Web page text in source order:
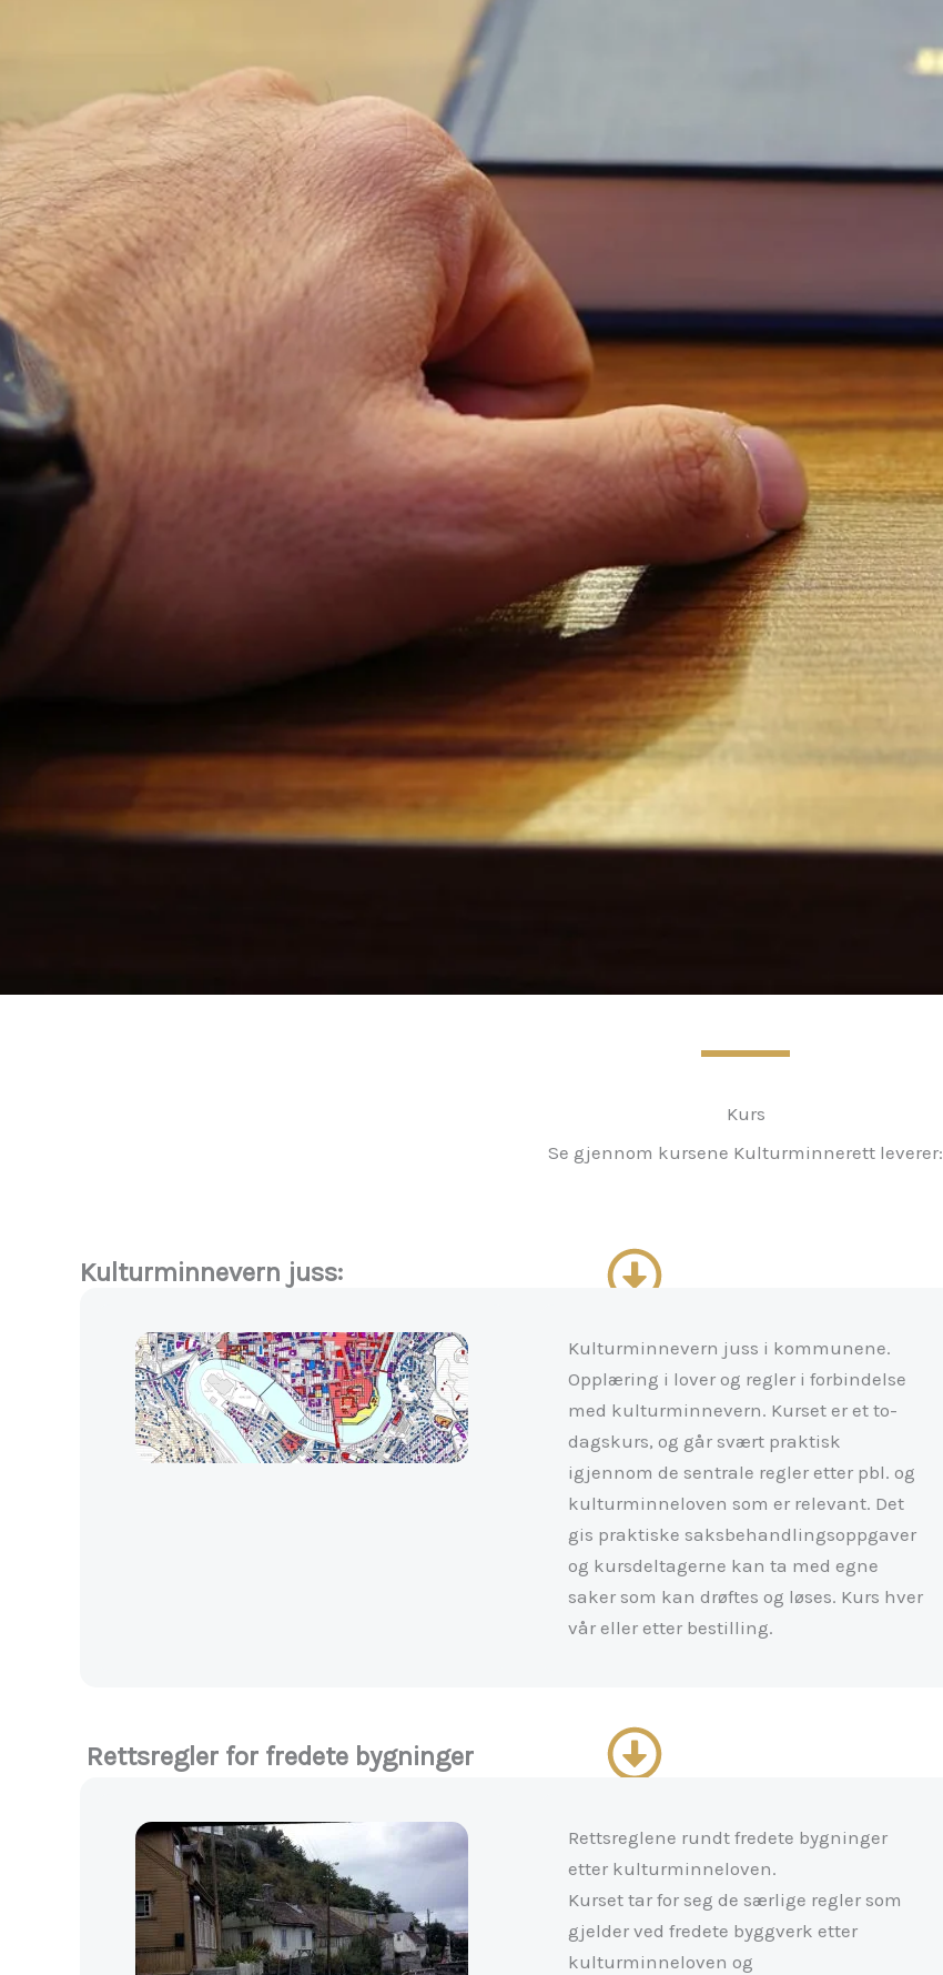
Kurs
Se gjennom kursene Kulturminnerett leverer:
Kulturminnevern juss:
Kulturminnevern juss i kommunene.
Opplæring i lover og regler i forbindelse
med kulturminnevern. Kurset er et to-
dagskurs, og går svært praktisk
igjennom de sentrale regler etter pbl. og
kulturminneloven som er relevant. Det
gis praktiske saksbehandlingsoppgaver
og kursdeltagerne kan ta med egne
saker som kan drøftes og løses. Kurs hver
vår eller etter bestilling.
Rettsregler for fredete bygninger
Rettsreglene rundt fredete bygninger
etter kulturminneloven.
Kurset tar for seg de særlige regler som
gjelder ved fredete byggverk etter
kulturminneloven og